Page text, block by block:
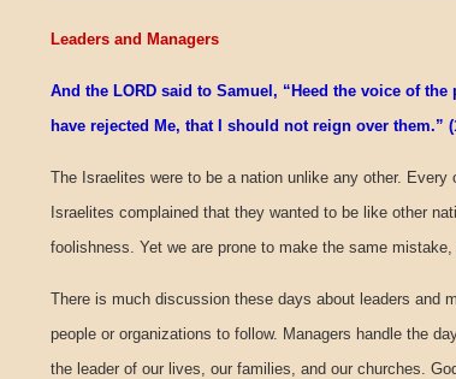
Leaders and Managers
And the LORD said to Samuel, “Heed the voice of
have rejected Me, that I should not reign over them.”
The Israelites were to be a nation unlike any other.
Israelites complained that they wanted to be like other
foolishness. Yet we are prone to make the same
There is much discussion these days about leaders and
people or organizations to follow. Managers handle the
the leader of our lives, our families, and our churches.